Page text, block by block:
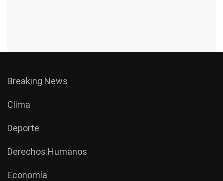
Breaking News
Clima
Deporte
Derechos Humanos
Economía